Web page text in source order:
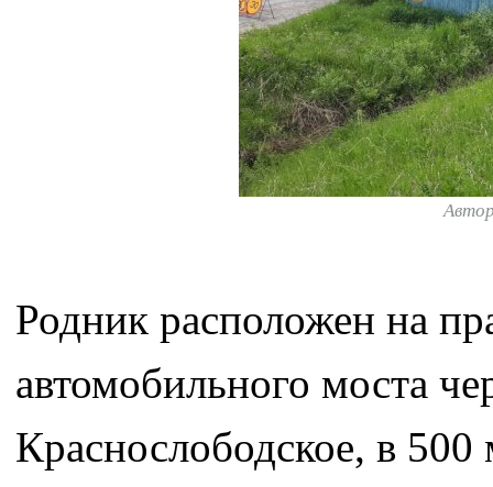
Родник расположен на
автомобильного моста
Краснослободское, в